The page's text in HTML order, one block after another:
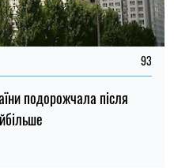
93
подорожчала після